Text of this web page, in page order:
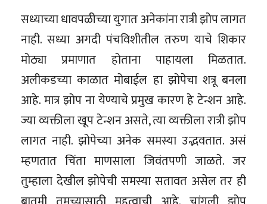
सध्याच्या धावपळीच्या युगात अनेकांना रात्री झोप लागत
नाही. सध्या अगदी पंचविशीतील तरुण याचे शिकार
मोठ्या प्रमाणात होताना पाहायला मिळतात.
अलीकडच्या काळात मोबाईल हा झोपेचा शत्रू बनला
आहे. मात्र झोप ना येण्याचे प्रमुख कारण हे टेन्शन आहे.
ज्या व्यक्तीला खूप टेन्शन असते, त्या व्यक्तीला रात्री झोप
लागत नाही. झोपेच्या अनेक समस्या उद्भवतात. असं
म्हणतात चिंता माणसाला जिवंतपणी जाळते. जर
तुम्हाला देखील झोपेची समस्या सतावत असेल तर ही